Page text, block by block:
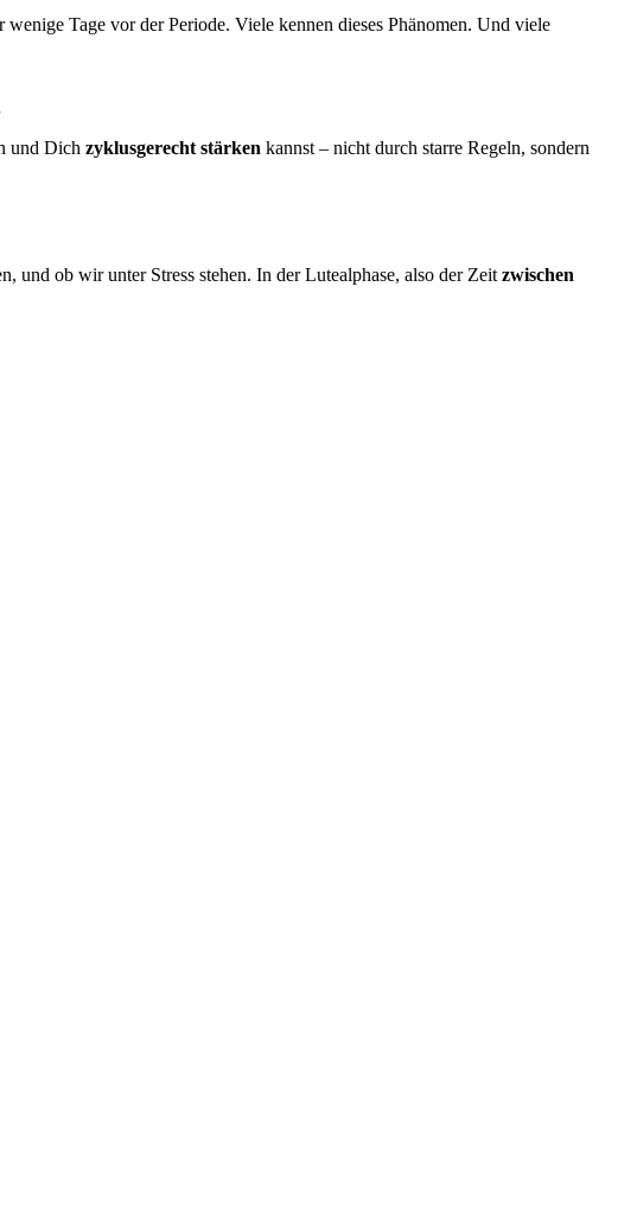
Tage vor der Periode. Viele kennen dieses Phänomen. Und viele
und Dich zyklusgerecht stärken kannst – nicht durch starre Regeln, sondern
und ob wir unter Stress stehen. In der Lutealphase, also der Zeit zwischen